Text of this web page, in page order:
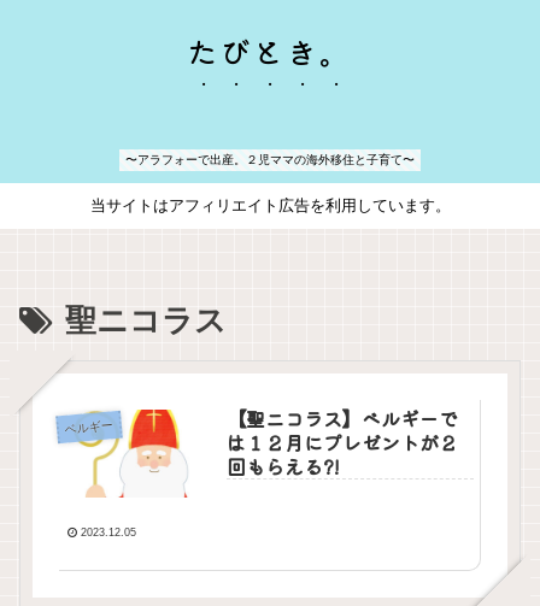
たびとき。
〜アラフォーで出産。２児ママの海外移住と子育て〜
当サイトはアフィリエイト広告を利用しています。
聖ニコラス
ベルギー
【聖ニコラス】ベルギーで
は１２月にプレゼントが２
回もらえる?!
2023.12.05